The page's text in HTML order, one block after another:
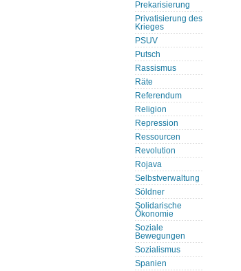
Prekarisierung
Privatisierung des
Krieges
PSUV
Putsch
Rassismus
Räte
Referendum
Religion
Repression
Ressourcen
Revolution
Rojava
Selbstverwaltung
Söldner
Solidarische
Ökonomie
Soziale
Bewegungen
Sozialismus
Spanien